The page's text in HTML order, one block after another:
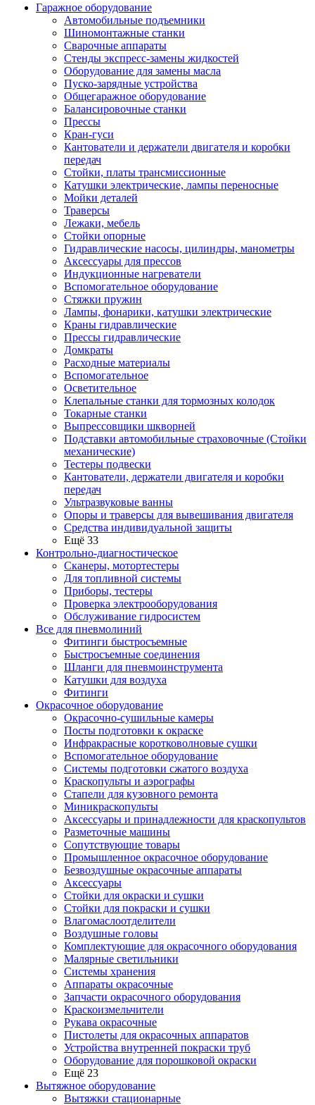
Гаражное оборудование
Автомобильные подъемники
Шиномонтажные станки
Сварочные аппараты
Стенды экспресс-замены жидкостей
Оборудование для замены масла
Пуско-зарядные устройства
Общегаражное оборудование
Балансировочные станки
Прессы
Кран-гуси
Кантователи и держатели двигателя и коробки
передач
Стойки, платы трансмиссионные
Катушки электрические, лампы переносные
Мойки деталей
Траверсы
Лежаки, мебель
Стойки опорные
Гидравлические насосы, цилиндры, манометры
Аксессуары для прессов
Индукционные нагреватели
Вспомогательное оборудование
Стяжки пружин
Лампы, фонарики, катушки электрические
Краны гидравлические
Прессы гидравлические
Домкраты
Расходные материалы
Вспомогательное
Осветительное
Клепальные станки для тормозных колодок
Токарные станки
Выпрессовщики шкворней
Подставки автомобильные страховочные (Стойки
механические)
Тестеры подвески
Кантователи, держатели двигателя и коробки
передач
Ультразвуковые ванны
Опоры и траверсы для вывешивания двигателя
Средства индивидуальной защиты
Ещё 33
Контрольно-диагностическое
Сканеры, мотортестеры
Для топливной системы
Приборы, тестеры
Проверка электрооборудования
Обслуживание гидросистем
Все для пневмолиний
Фитинги быстросъемные
Быстросъемные соединения
Шланги для пневмоинструмента
Катушки для воздуха
Фитинги
Окрасочное оборудование
Окрасочно-сушильные камеры
Посты подготовки к окраске
Инфракрасные коротковолновые сушки
Вспомогательное оборудование
Системы подготовки сжатого воздуха
Краскопульты и аэрографы
Стапели для кузовного ремонта
Миникраскопульты
Аксессуары и принадлежности для краскопультов
Разметочные машины
Сопутствующие товары
Промышленное окрасочное оборудование
Безвоздушные окрасочные аппараты
Аксессуары
Стойки для окраски и сушки
Стойки для покраски и сушки
Влагомаслоотделители
Воздушные головы
Комплектующие для окрасочного оборудования
Малярные светильники
Системы хранения
Аппараты окрасочные
Запчасти окрасочного оборудования
Краскоизмельчители
Рукава окрасочные
Пистолеты для окрасочных аппаратов
Устройства внутренней покраски труб
Оборудование для порошковой окраски
Ещё 23
Вытяжное оборудование
Вытяжки стационарные